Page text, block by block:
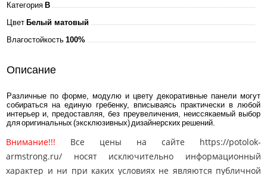
Категория B
Цвет Белый матовый
Влагостойкость 100%
Описание
Различные по форме, модулю и цвету декоративные панели могут
собираться на единую гребенку, вписываясь практически в любой
интерьер и, предоставляя, без преувеличения, неиссякаемый выбор
для оригинальных (эксклюзивных) дизайнерских решений.
Внимание!!! Все цены на сайте https://potolok-
armstrong.ru/ носят исключительно информационный
характер и ни при каких условиях не являются публичной